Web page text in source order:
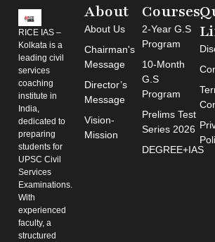
RICE IAS –
Kolkata is a
leading civil
services
coaching
institute in
India,
dedicated to
preparing
students for
UPSC Civil
Services
Examinations.
With
experienced
faculty, a
structured
About
About Us
Chairman's
Message
Director’s
Message
Vision-
Mission
Courses
2-Year G.S
Program
10-Month
G.S
Program
Prelims Test
Series 2026
DEGREE+IAS